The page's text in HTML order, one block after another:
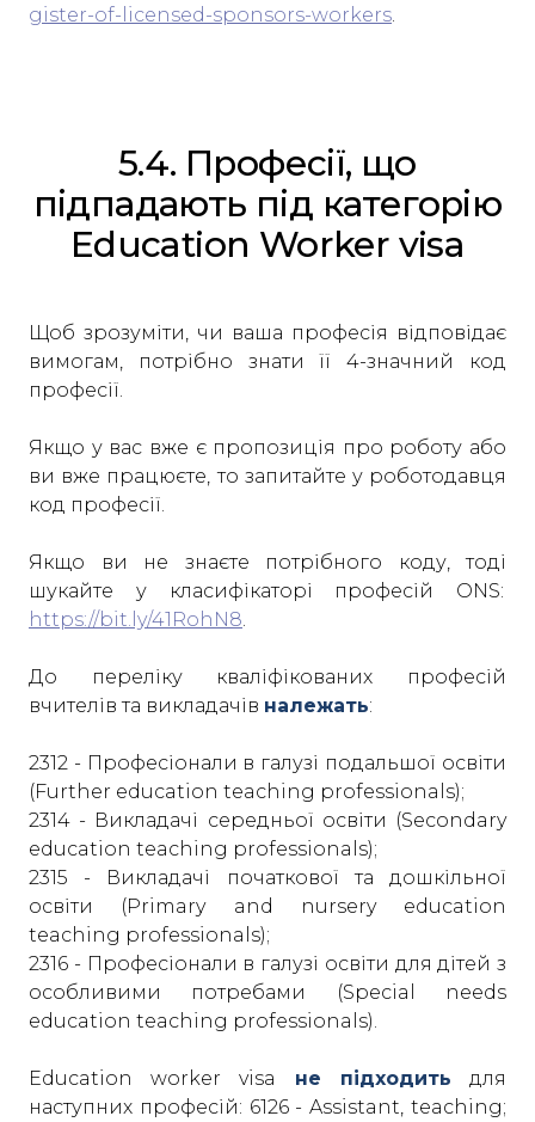
gister-of-licensed-sponsors-workers
5.4. Професії, що
підпадають під категорію
Education Worker visa
Щоб зрозуміти, чи ваша професія відповідає
вимогам, потрібно знати її 4-значний код
професії.
Якщо у вас вже є пропозиція про роботу або
ви вже працюєте, то запитайте у роботодавця
код професії.
Якщо ви не знаєте потрібного коду, тоді
шукайте у класифікаторі професій ONS:
https://bit.ly/41RohN8
До переліку кваліфікованих професій
вчителів та викладачів належать:
2312 - Професіонали в галузі подальшої освіти
(Further education teaching professionals);
2314 - Викладачі середньої освіти (Secondary
education teaching professionals);
2315 - Викладачі початкової та дошкільної
освіти (Primary and nursery education
teaching professionals);
2316 - Професіонали в галузі освіти для дітей з
особливими потребами (Special needs
education teaching professionals).
Education worker visa не підходить для
наступних професій: 6126 - Assistant, teaching;